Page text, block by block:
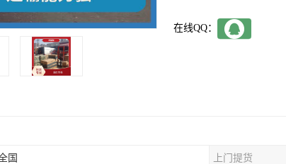
在线QQ：
国 上门提货